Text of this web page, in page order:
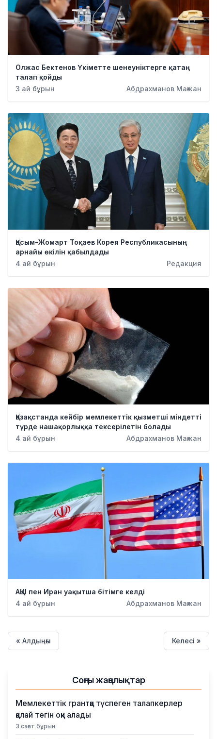
Олжас Бектенов Үкіметте шенеуніктерге қатаң
талап қойды
3 ай бұрын
Абдрахманов Мағжан
Қасым-Жомарт Тоқаев Корея Республикасының
арнайы өкілін қабылдады
4 ай бұрын
Редакция
Қазақстанда кейбір мемлекеттік қызметші міндетті
түрде нашақорлыққа тексерілетін болады
4 ай бұрын
Абдрахманов Мағжан
АҚШ пен Иран уақытша бітімге келді
4 ай бұрын
Абдрахманов Мағжан
« Алдыңғы Келесі »
Соңғы жаңалықтар
Мемлекеттік грантқа түспеген талапкерлер
қалай тегін оқи алады
3 сағат бұрын